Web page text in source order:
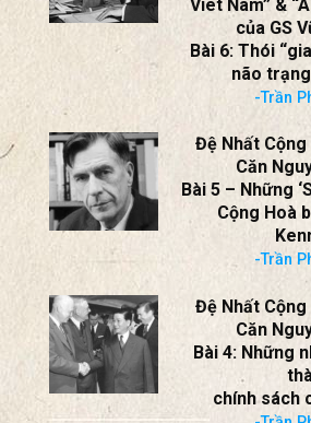
-Trần
Đệ Nhất
Căn
(Đọc 2 tập
Viet Nam” &
của GS
Bài 6: Thói
não
-Trần
Đệ Nhất Cộng
Căn
Bài 5 – Những
Cộng Hoà
-Trần